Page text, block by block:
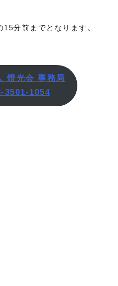
分前までとなります。
燈光会 事務局
3501-1054